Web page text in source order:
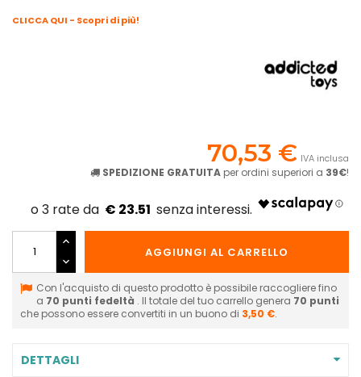
CLICCA QUI - Scopri di più!
70,53 € IVA inclusa
SPEDIZIONE GRATUITA per ordini superiori a 39€!
€ 23.51
AGGIUNGI AL CARRELLO
Con l'acquisto di questo prodotto è possibile raccogliere fino
a 70 punti fedeltà . Il totale del tuo carrello genera 70 punti
che possono essere convertiti in un buono di 3,50 €.
DETTAGLI